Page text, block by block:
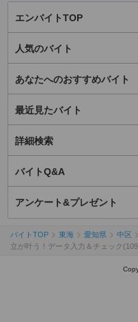
エンバイトTOP
人気のバイト
あなたへのおすすめバイト
最近見たバイト
詳細検索
バイトQ&A
アンケート&プレゼント
バイトTOP 東海 愛知県 中区
立が叶う！データ入力＆チェック